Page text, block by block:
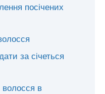
посічених
за січеться
волосся в